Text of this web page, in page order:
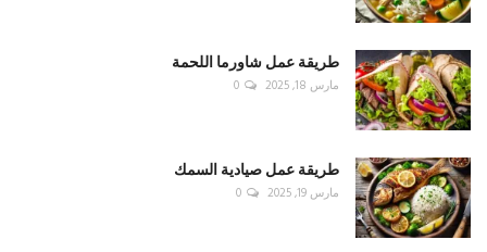
طريقة عمل شاورما اللحمة
مارس 18, 2025 0
طريقة عمل صيادية السمك
مارس 19, 2025 0